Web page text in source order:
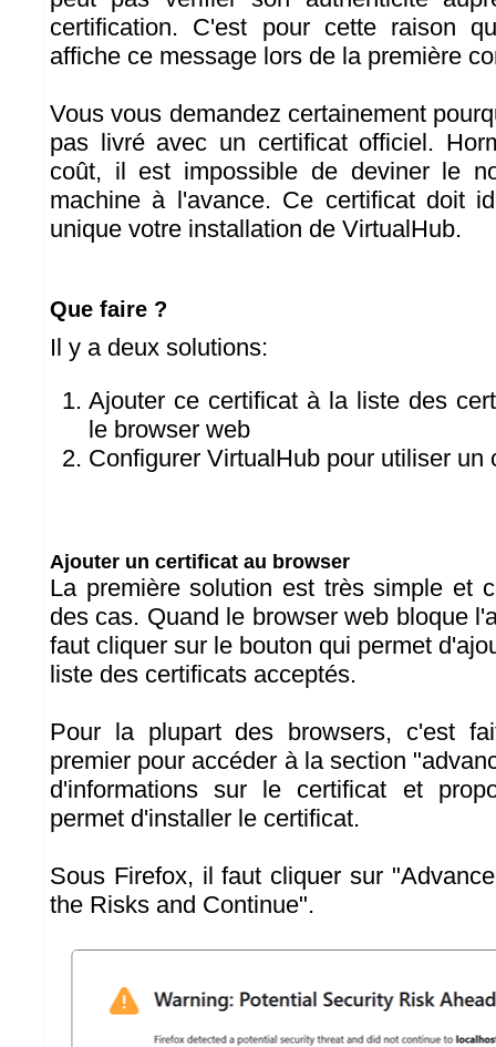
certification. C'est pour cette raison
affiche ce message lors de la première
Vous vous demandez certainement
pas livré avec un certificat officiel.
coût, il est impossible de deviner le
machine à l'avance. Ce certificat doit
unique votre installation de VirtualHub.
Que faire ?
Il y a deux solutions:
Ajouter ce certificat à la liste des
le browser web
Configurer VirtualHub pour utiliser un
Ajouter un certificat au browser
La première solution est très simple et
des cas. Quand le browser web bloque
faut cliquer sur le bouton qui permet
liste des certificats acceptés.
Pour la plupart des browsers, c'est
premier pour accéder à la section
d'informations sur le certificat et
permet d'installer le certificat.
Sous Firefox, il faut cliquer sur
the Risks and Continue".